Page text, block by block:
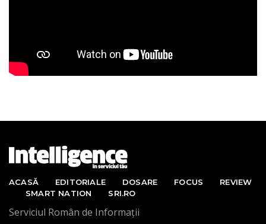
ACASĂ EDITORIALE DOSARE FOCUS
REVIEW
SMART NATION
SRI.RO
Serviciul Român de Informații